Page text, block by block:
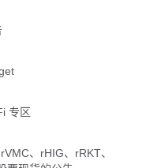
专区
、rHIG、rRKT、